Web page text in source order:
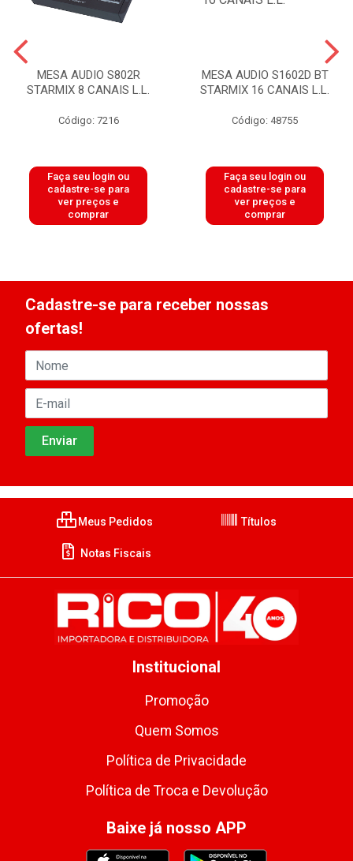
MESA AUDIO S802R
STARMIX 8 CANAIS L.L.
Código: 7216
Faça seu login ou
cadastre-se para
ver preços e
comprar
MESA AUDIO S1602D BT
STARMIX 16 CANAIS L.L.
Código: 48755
Faça seu login ou
cadastre-se para
ver preços e
comprar
Cadastre-se para receber nossas
ofertas!
Meus Pedidos Títulos
Notas Fiscais
Institucional
Promoção
Quem Somos
Política de Privacidade
Política de Troca e Devolução
Baixe já nosso APP